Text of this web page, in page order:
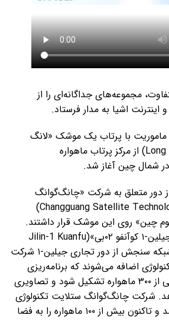
مجموعه‌های جداگانه‌ای را از
اشیا به مدار فرستاد.
ماموریت با پرتاب یک موشک «لانگ
مارچ ۲دی»(Long March 2D) از مرکز پرتاب ماهواره
متعلق به شرکت «چانگ‌گوانگ
ستلایت تکنولوژی»(Changguang Satellite Technology)
چین» روی این موشک قرار داشتند.
ماهواره‌های پهن‌باند «جیلین-۱ کوآنفو ۰۲بی»(Jilin-1 Kuanfu
02B) شماره ۱ تا ۶ به شبکه سنجش از دور تجاری جیلین-۱ شرکت
اضافه می‌شوند که برنامه‌ریزی
شده است تا به طور کلی از ۳۰۰ ماهواره تشکیل شود و تصاویری
شرکت چانگ‌گوانگ ستلایت تکنولوژی
در سال ۲۰۱۴ تاسیس شد و تاکنون بیش از ۱۰۰ ماهواره را به فضا